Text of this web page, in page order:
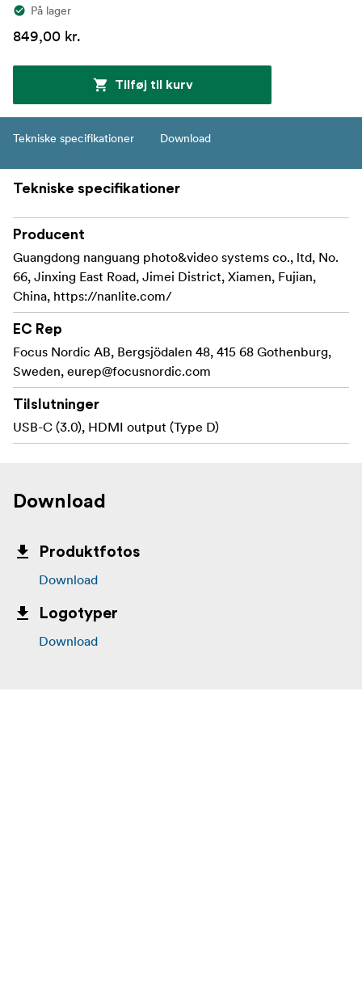
På lager
849,00 kr.
Tilføj til kurv
Tekniske specifikationer Download
Tekniske specifikationer
Producent
Guangdong nanguang photo&video systems co., ltd, No.
66, Jinxing East Road, Jimei District, Xiamen, Fujian,
China, https://nanlite.com/
EC Rep
Focus Nordic AB, Bergsjödalen 48, 415 68 Gothenburg,
Sweden, eurep@focusnordic.com
Tilslutninger
USB-C (3.0), HDMI output (Type D)
Download
Produktfotos
Download
Logotyper
Download